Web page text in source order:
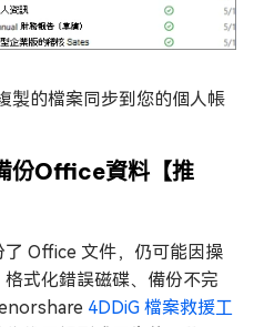
製的檔案同步到您的個人帳
份Office資料【推
Office 文件，仍可能因操
式化錯誤磁碟、備份不完
4DDiG 檔案救援工